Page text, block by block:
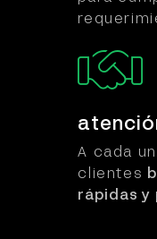
A cada
clientes
rápidas y